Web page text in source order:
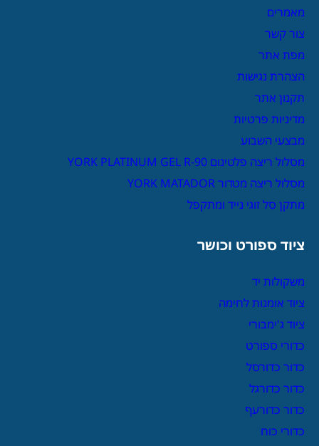
מאמרים
צור קשר
מפת אתר
הצהרת נגישות
תקנון אתר
מדיניות פרטיות
מבצעי השבוע
מסלול ריצה פלטינום YORK PLATINUM GEL R-90
מסלול ריצה מטדור YORK MATADOR
מתקן סל זוגי נייד ומתקפל
ציוד ספורט וכושר
משקולות יד
ציוד אומנות לחימה
ציוד ג'ימבורי
כדורי ספורט
כדור כדורסל
כדור כדורגל
כדור כדורעף
כדורי כוח